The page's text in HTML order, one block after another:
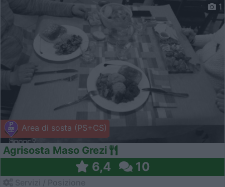
Area di sosta (PS+CS)
1
Agrisosta Maso Grezi
6,4 10